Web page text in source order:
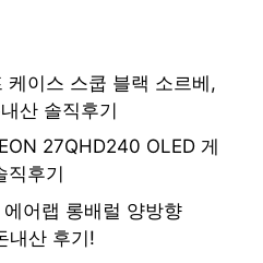
케이스 스쿱 블랙 소르베,
산 솔직후기
27QHD240 OLED 게
직후기
어랩 롱배럴 양방향
내산 후기!